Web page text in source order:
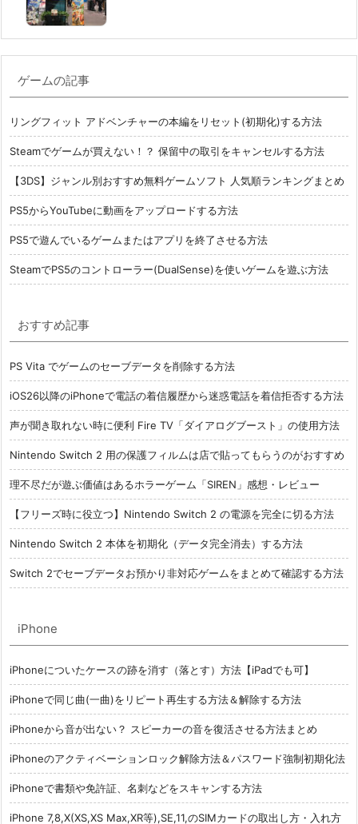
ゲームの記事
リングフィット アドベンチャーの本編をリセット(初期化)する方法
Steamでゲームが買えない！？ 保留中の取引をキャンセルする方法
【3DS】ジャンル別おすすめ無料ゲームソフト 人気順ランキングまとめ
PS5からYouTubeに動画をアップロードする方法
PS5で遊んでいるゲームまたはアプリを終了させる方法
SteamでPS5のコントローラー(DualSense)を使いゲームを遊ぶ方法
おすすめ記事
PS Vita でゲームのセーブデータを削除する方法
iOS26以降のiPhoneで電話の着信履歴から迷惑電話を着信拒否する方法
声が聞き取れない時に便利 Fire TV「ダイアログブースト」の使用方法
Nintendo Switch 2 用の保護フィルムは店で貼ってもらうのがおすすめ
理不尽だが遊ぶ価値はあるホラーゲーム「SIREN」感想・レビュー
【フリーズ時に役立つ】Nintendo Switch 2 の電源を完全に切る方法
Nintendo Switch 2 本体を初期化（データ完全消去）する方法
Switch 2でセーブデータお預かり非対応ゲームをまとめて確認する方法
iPhone
iPhoneについたケースの跡を消す（落とす）方法【iPadでも可】
iPhoneで同じ曲(一曲)をリピート再生する方法＆解除する方法
iPhoneから音が出ない？ スピーカーの音を復活させる方法まとめ
iPhoneのアクティベーションロック解除方法＆パスワード強制初期化法
iPhoneで書類や免許証、名刺などをスキャンする方法
iPhone 7,8,X(XS,XS Max,XR等),SE,11,のSIMカードの取出し方・入れ方